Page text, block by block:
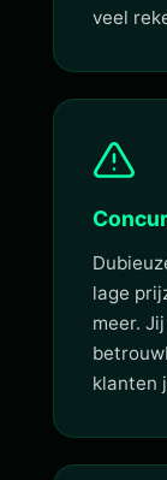
veel
lage
meer.
klanten